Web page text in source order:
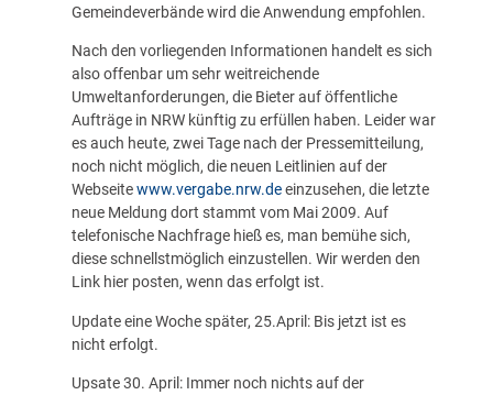
Gemeindeverbände wird die Anwendung empfohlen.
Nach den vorliegenden Informationen handelt es sich
also offenbar um sehr weitreichende
Umweltanforderungen, die Bieter auf öffentliche
Aufträge in NRW künftig zu erfüllen haben. Leider war
es auch heute, zwei Tage nach der Pressemitteilung,
noch nicht möglich, die neuen Leitlinien auf der
Webseitewww.vergabe.nrw.deeinzusehen, die letzte
neue Meldung dort stammt vom Mai 2009. Auf
telefonische Nachfrage hieß es, man bemühe sich,
diese schnellstmöglich einzustellen. Wir werden den
Link hier posten, wenn das erfolgt ist.
Update eine Woche später, 25.April: Bis jetzt ist es
nicht erfolgt.
Upsate 30. April: Immer noch nichts auf der